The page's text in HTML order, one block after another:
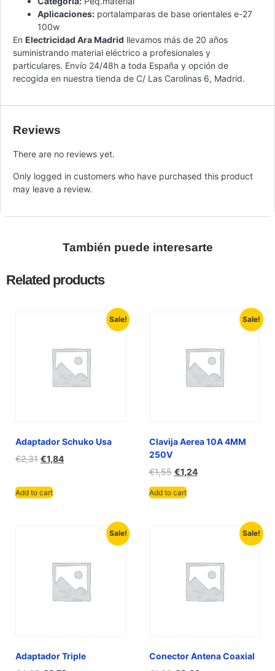
Aplicaciones: portalamparas de base orientales e-27
100w
En Electricidad Ara Madrid llevamos más de 20 años
suministrando material eléctrico a profesionales y
particulares. Envío 24/48h a toda España y opción de
recogida en nuestra tienda de C/ Las Carolinas 6, Madrid.
Reviews
There are no reviews yet.
Only logged in customers who have purchased this product
may leave a review.
También puede interesarte
Related products
Sale!
Adaptador Schuko Usa
€2,31 €1,84
Add to cart
Sale!
Clavija Aerea 10A 4MM
250V
€1,55 €1,24
Add to cart
Sale!
Adaptador Triple
Sale!
Conector Antena Coaxial